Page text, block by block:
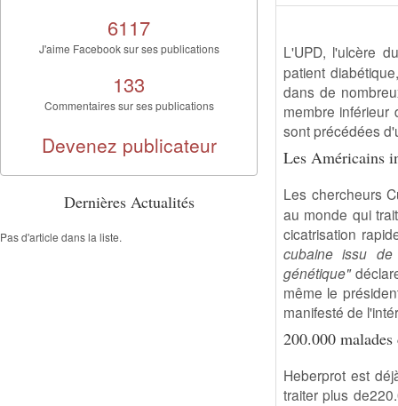
L'UPD, l'ulcère
patient
dans de
membre
sont précédées
Les Américains
Les chercheurs
au monde qui
cicatrisation
cubaine issu
génétique"
même le
manifesté de
200.000
Heberprot est
traiter plus
6117
J'aime Facebook sur ses publications
133
Commentaires sur ses publications
Devenez publicateur
Dernières Actualités
Pas d'article dans la liste.